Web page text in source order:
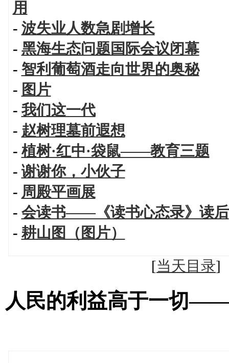
用
- 波失业人数急剧增长
- 黑海生态问题国际会议闭幕
- 智利葡萄酒走向世界的奥秘
- 图片
- 我们这一代
- 赵树理墓前遐想
- 植树·红中·袋鼠——教育三题
- 谢谢你，小伙子
- 周殿平画展
- 会读书——《读书心态录》读后
- 耕山图（图片）
[当天目录
人民的利益高于一切